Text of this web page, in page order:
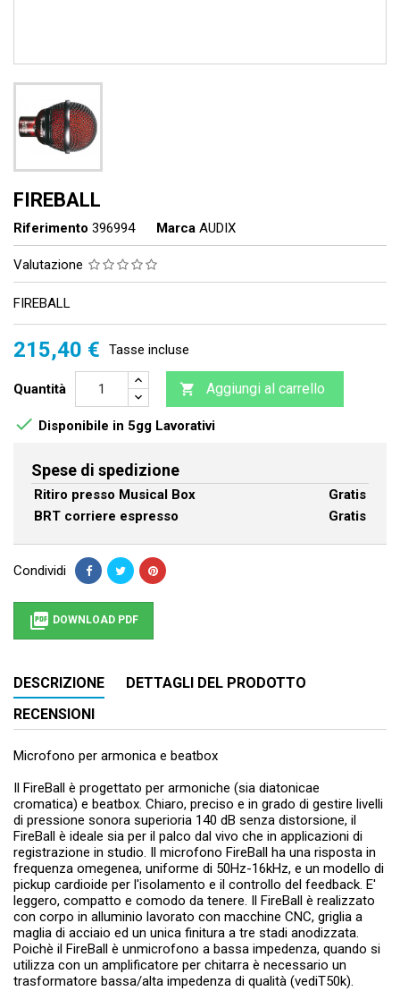
FIREBALL
Riferimento 396994 Marca AUDIX
Valutazione
FIREBALL
215,40 € Tasse incluse
Quantità  Aggiungi al carrello
 Disponibile in 5gg Lavorativi
Spese di spedizione
Ritiro presso Musical Box
Gratis
BRT corriere espresso
Gratis
Condividi
 DOWNLOAD PDF
DESCRIZIONE
DETTAGLI DEL PRODOTTO
RECENSIONI
Microfono per armonica e beatbox
Il FireBall è progettato per armoniche (sia diatonicae
cromatica) e beatbox. Chiaro, preciso e in grado di gestire livelli
di pressione sonora superioria 140 dB senza distorsione, il
FireBall è ideale sia per il palco dal vivo che in applicazioni di
registrazione in studio. Il microfono FireBall ha una risposta in
frequenza omegenea, uniforme di 50Hz-16kHz, e un modello di
pickup cardioide per l'isolamento e il controllo del feedback. E'
leggero, compatto e comodo da tenere. Il FireBall è realizzato
con corpo in alluminio lavorato con macchine CNC, griglia a
maglia di acciaio ed un unica finitura a tre stadi anodizzata.
Poichè il FireBall è unmicrofono a bassa impedenza, quando si
utilizza con un amplificatore per chitarra è necessario un
trasformatore bassa/alta impedenza di qualità (vediT50k).